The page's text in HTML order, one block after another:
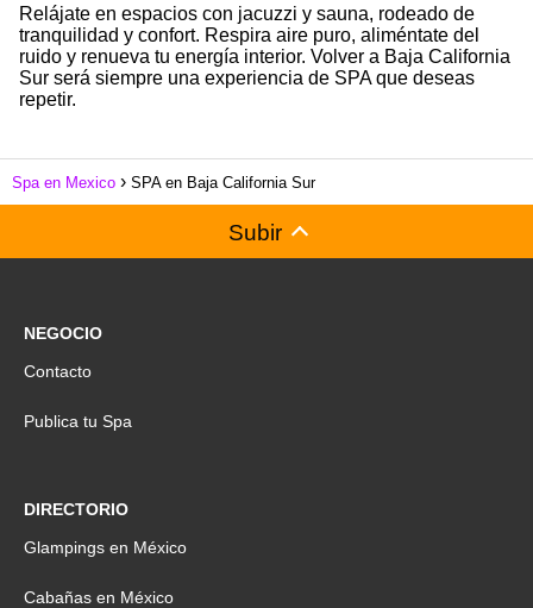
Relájate en espacios con jacuzzi y sauna, rodeado de
tranquilidad y confort. Respira aire puro, aliméntate del
ruido y renueva tu energía interior. Volver a Baja California
Sur será siempre una experiencia de SPA que deseas
repetir.
Spa en Mexico SPA en Baja California Sur
Subir
NEGOCIO
Contacto
Publica tu Spa
DIRECTORIO
Glampings en México
Cabañas en México